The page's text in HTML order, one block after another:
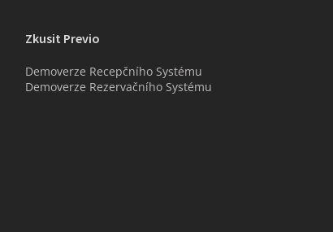
Zkusit Previo
Demoverze Recepčního Systému
Demoverze Rezervačního Systému